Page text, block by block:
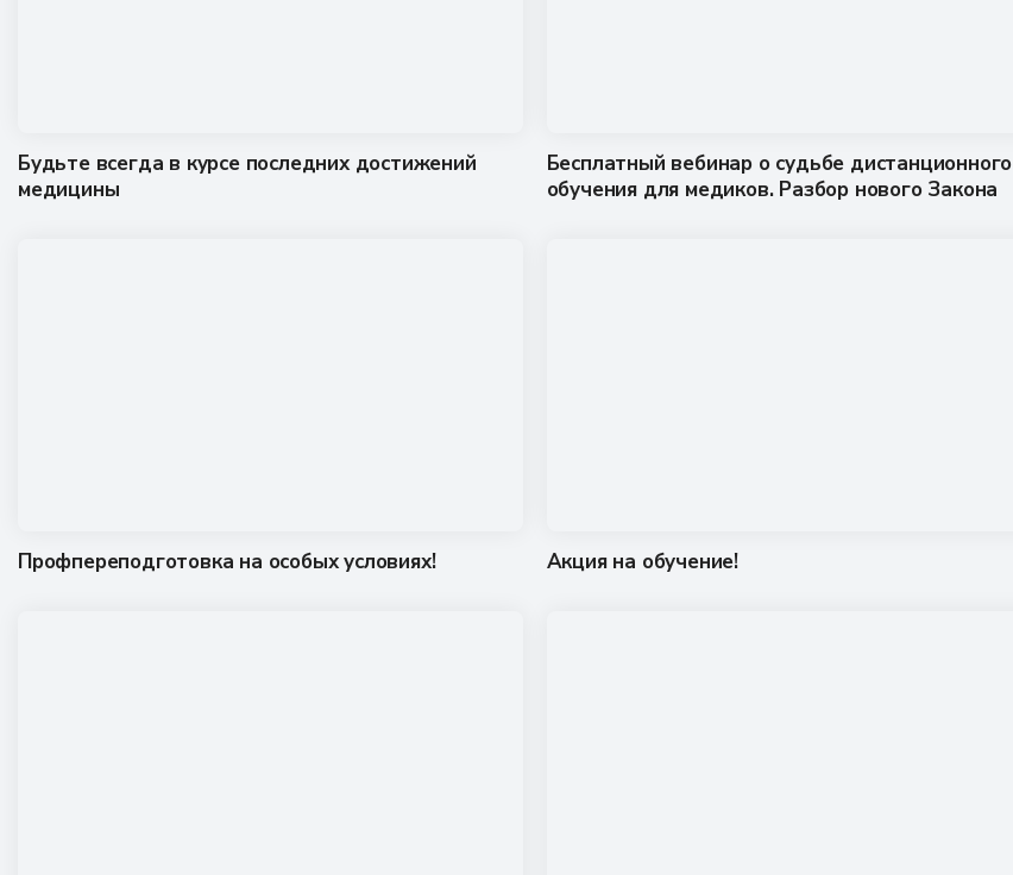
Будьте всегда в курсе последних достижений
медицины
Бесплатный вебинар о судьбе дистанционного
обучения для медиков. Разбор нового Закона
Профпереподготовка на особых условиях! Акция на обучение!